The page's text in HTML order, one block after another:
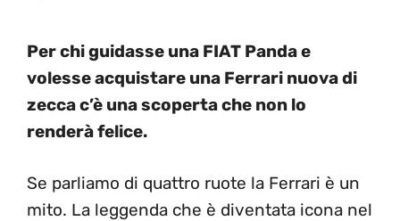
Per chi guidasse una FIAT Panda e
volesse acquistare una Ferrari nuova di
zecca c’è una scoperta che non lo
renderà felice.
Se parliamo di quattro ruote la Ferrari è un
mito. La leggenda che è diventata icona nel